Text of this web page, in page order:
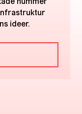
nummer
ideer.